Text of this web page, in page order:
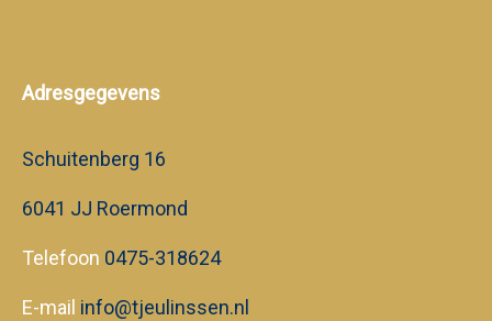
Adresgegevens
Schuitenberg 16
6041 JJ Roermond
Telefoon 0475-318624
E-mail info@tjeulinssen.nl